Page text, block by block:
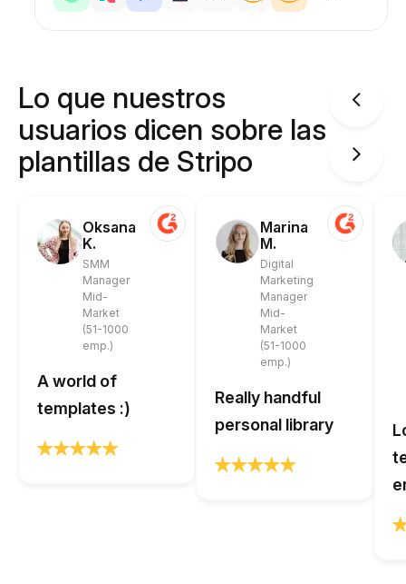
Lo que nuestros
usuarios dicen sobre las
plantillas de Stripo
Oksana
K.
SMM
Manager
Mid-
Market
(51-1000
emp.)
A world of
templates :)
Marina
M.
Digital
Marketing
Manager
Mid-
Market
(51-1000
emp.)
Really handful
personal library